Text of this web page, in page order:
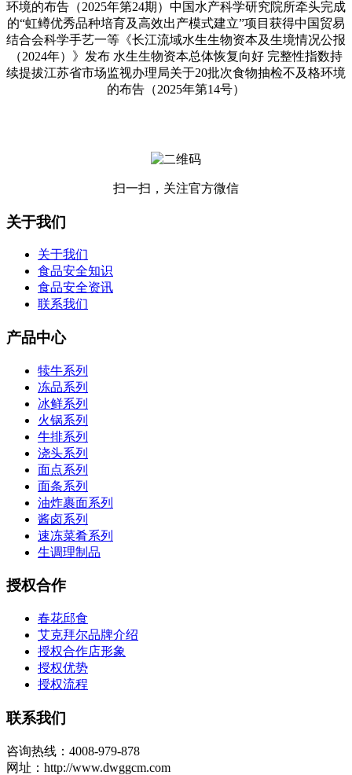
环境的布告（2025年第24期）中国水产科学研究院所牵头完成
的“虹鳟优秀品种培育及高效出产模式建立”项目获得中国贸易
结合会科学手艺一等《长江流域水生生物资本及生境情况公报
（2024年）》发布 水生生物资本总体恢复向好 完整性指数持
续提拔江苏省市场监视办理局关于20批次食物抽检不及格环境
的布告（2025年第14号）
扫一扫，关注官方微信
关于我们
关于我们
食品安全知识
食品安全资讯
联系我们
产品中心
犊牛系列
冻品系列
冰鲜系列
火锅系列
牛排系列
浇头系列
面点系列
面条系列
油炸裹面系列
酱卤系列
速冻菜肴系列
生调理制品
授权合作
春花邱食
艾克拜尔品牌介绍
授权合作店形象
授权优势
授权流程
联系我们
咨询热线：4008-979-878
网址：http://www.dwggcm.com